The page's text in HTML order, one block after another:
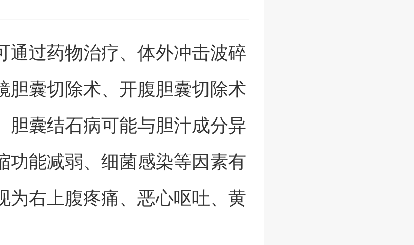
通过药物治疗、体外冲击波碎
胆囊切除术、开腹胆囊切除术
胆囊结石病可能与胆汁成分异
功能减弱、细菌感染等因素有
为右上腹疼痛、恶心呕吐、黄